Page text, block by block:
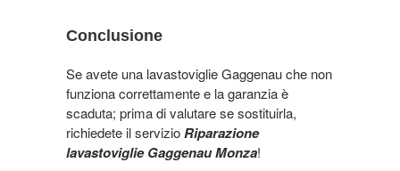
Conclusione
Se avete una lavastoviglie Gaggenau che non
funziona correttamente e la garanzia è
scaduta; prima di valutare se sostituirla,
richiedete il servizioRiparazione
lavastoviglie Gaggenau Monza!